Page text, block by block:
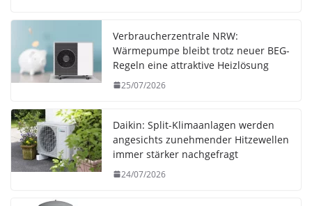
Verbraucherzentrale NRW:
Wärmepumpe bleibt trotz neuer BEG-
Regeln eine attraktive Heizlösung
25/07/2026
Daikin: Split-Klimaanlagen werden
angesichts zunehmender Hitzewellen
immer stärker nachgefragt
24/07/2026